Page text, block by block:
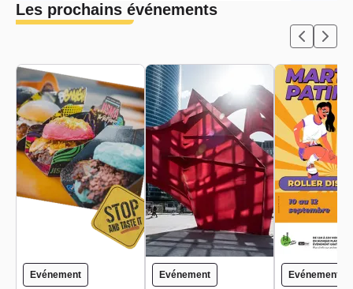
Les prochains événements
Evénement Evénement Evénement